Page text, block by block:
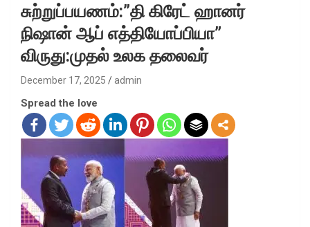
சுற்றுப்பயணம்:”தி கிரேட் ஹானர்
நிஷான் ஆப் எத்தியோப்பியா”
விருது:முதல் உலக தலைவர்
December 17, 2025 admin
Spread the love